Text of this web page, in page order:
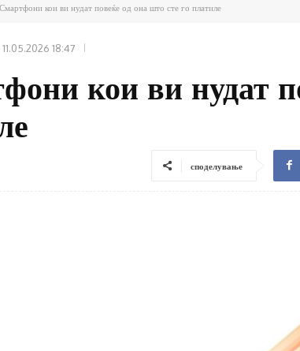
Смартфони кои ви нудат повеќе од она што сте го платиле
11.05.2026 18:47
кои ви нудат
споделување